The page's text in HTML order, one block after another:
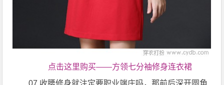
点击这里购买——方领七分袖修身连衣裙
07 收腰修身就注定要职业端庄吗，那前后深开圆角